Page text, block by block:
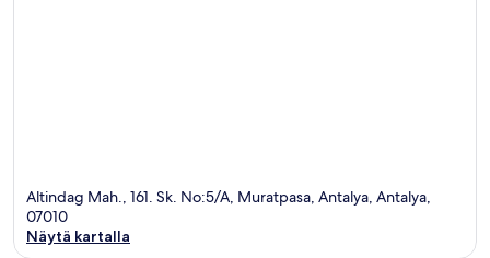
Altindag Mah., 161. Sk. No:5/A, Muratpasa, Antalya, Antalya,
07010
Näytä kartalla